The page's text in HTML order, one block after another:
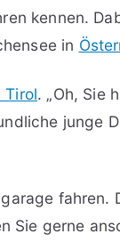
kennen.
in
Tirol. „Oh, Sie
junge
Sie gerne